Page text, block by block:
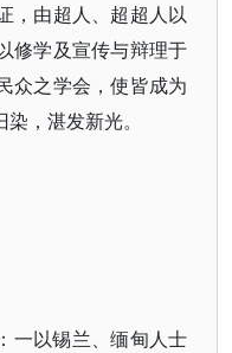
，由超人、超超人以
修学及宣传与辩理于
众之学会，使皆成为
，湛发新光。
一以锡兰、缅甸人士